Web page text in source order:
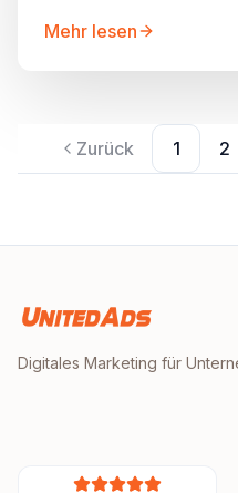
Mehr lesen
Zurück 1 2
Digitales Marketing für